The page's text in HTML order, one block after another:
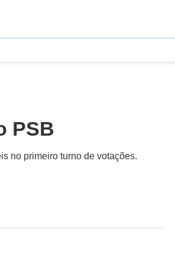
PSB
no primeiro turno de votações.